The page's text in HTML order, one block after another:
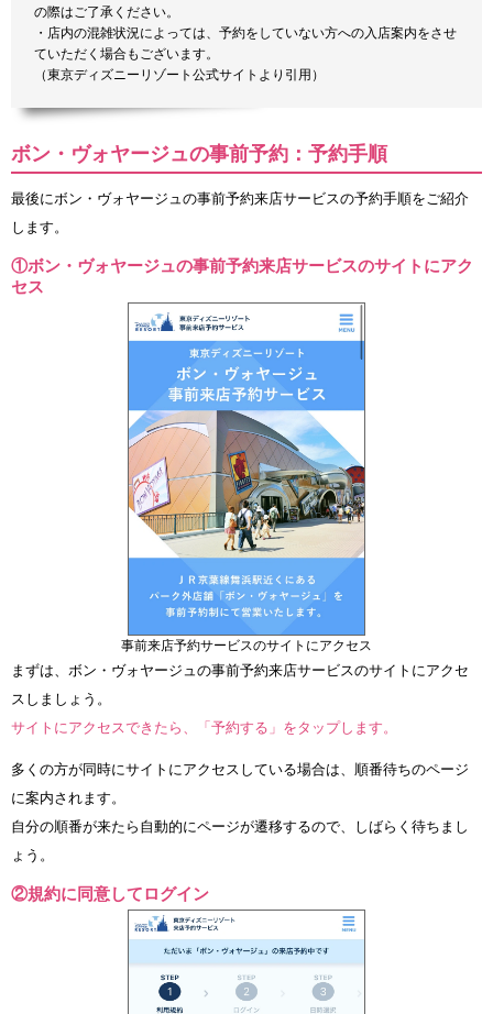
の際はご了承ください。
・店内の混雑状況によっては、予約をしていない方への入店案内をさせ
ていただく場合もございます。
（東京ディズニーリゾート公式サイトより引用）
ボン・ヴォヤージュの事前予約：予約手順
最後にボン・ヴォヤージュの事前予約来店サービスの予約手順をご紹介
します。
①ボン・ヴォヤージュの事前予約来店サービスのサイトにアク
セス
事前来店予約サービスのサイトにアクセス
まずは、ボン・ヴォヤージュの事前予約来店サービスのサイトにアクセ
スしましょう。
サイトにアクセスできたら、「予約する」をタップします。
多くの方が同時にサイトにアクセスしている場合は、順番待ちのページ
に案内されます。
自分の順番が来たら自動的にページが遷移するので、しばらく待ちまし
ょう。
②規約に同意してログイン